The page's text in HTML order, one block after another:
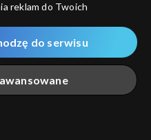
Kocham Kino
18.11.2012
reklam do Twoich
zgody na udostępnianie
Google.
odwiedzania przez
zwanych dalej
za pomocą
do serwisu